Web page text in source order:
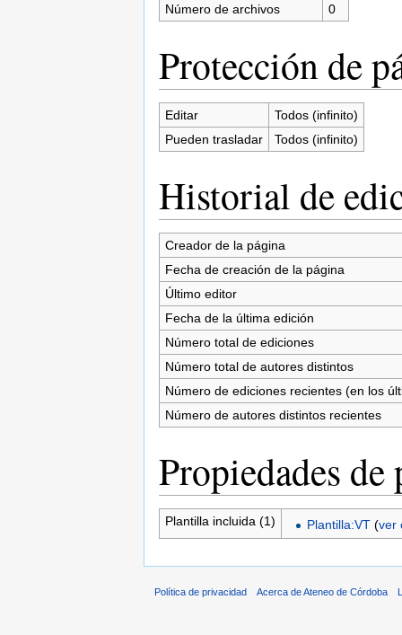
Número de archivos
0
Protección de
Editar
Todos (infinito)
Pueden trasladar
Todos (infinito)
Historial de
Creador de la página
Fecha de creación de la página
Último editor
Fecha de la última edición
Número total de ediciones
Número total de autores distintos
Número de ediciones recientes (en los
Número de autores distintos recientes
Propiedades de
Plantilla incluida (1) Plantilla:VT(ver
Política de privacidad Acerca de Ateneo de Córdoba